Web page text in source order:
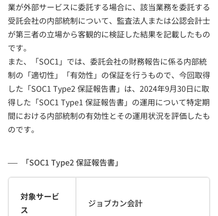
業が外部サービスに委託する場合に、該当業務を委託する
受託会社の内部統制について、監査法人または公認会計士
が第三者の立場から客観的に検証した結果を記載したもの
です。
また、「SOC1」では、委託会社の財務報告に係る内部統
制の「適切性」「有効性」の保証を行うもので、今回取得
した「SOC1 Type2 保証報告書」は、2024年9月30日に取
得した「SOC1 Type1 保証報告書」の運用について特定期
間における内部統制の有効性とその運用状況を評価したも
のです。
「SOC1 Type2 保証報告書」
対象サービ
ス
ジョブカン会計